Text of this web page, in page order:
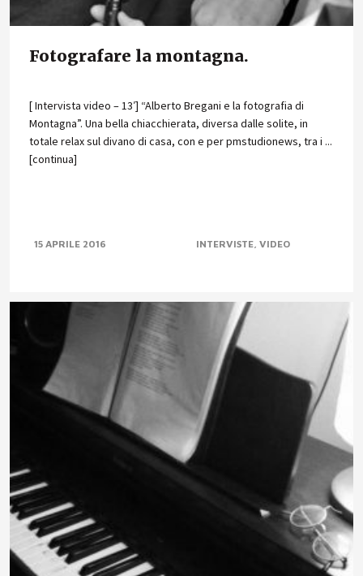
Fotografare la montagna.
[ Intervista video – 13′] “Alberto Bregani e la fotografia di
Montagna”. Una bella chiacchierata, diversa dalle solite, in
totale relax sul divano di casa, con e per pmstudionews, tra i ...
[continua]
15 APRILE 2016 INTERVISTE VIDEO